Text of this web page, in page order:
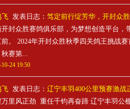
飞 发表日志： 笃定前行绽芳华，开封众
开封众胜赛鸽俱乐部，为梦想创造平台，
。 2024年开封众胜秋季四关鸽王挑战
秋赛第...
10-24 19:50
飞 发表日志： 辽宁丰羽400公里预赛激战
万里风正劲 重任千钧再奋蹄 辽宁丰羽公